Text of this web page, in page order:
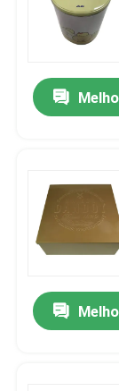
Sobre nós
Visita à
Contacte-nos
Solicite um
Biscoito Tin